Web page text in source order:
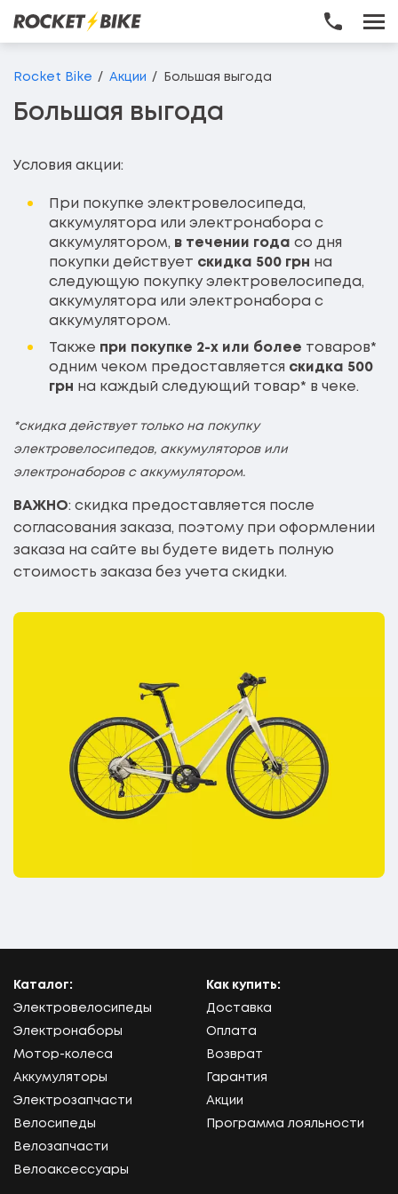
Перейти до основного вмісту
Rocket Bike Акции Большая выгода
Большая выгода
Условия акции:
При покупке электровелосипеда,
аккумулятора или электронабора с
аккумулятором, в течении года со дня
покупки действует скидка 500 грн на
следующую покупку электровелосипеда,
аккумулятора или электронабора с
аккумулятором.
Также при покупке 2-х или более товаров*
одним чеком предоставляется скидка 500
грн на каждый следующий товар* в чеке.
*скидка действует только на покупку
электровелосипедов, аккумуляторов или
электронаборов с аккумулятором.
ВАЖНО: скидка предоставляется после
согласования заказа, поэтому при оформлении
заказа на сайте вы будете видеть полную
стоимость заказа без учета скидки.
Каталог:
Электровелосипеды
Электронаборы
Мотор-колеса
Аккумуляторы
Электрозапчасти
Велосипеды
Велозапчасти
Велоаксессуары
Как купить:
Доставка
Оплата
Возврат
Гарантия
Акции
Программа лояльности